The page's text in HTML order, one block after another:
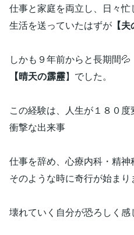
仕事と家庭を両立し、日々忙
生活を送っていたはずが 【夫
しかも９年前からと長期間💦
【晴天の霹靂】でした。
この経験は、人生が１８０
衝撃な出来事
仕事を辞め、心療内科・精神
そのような時に奇行が始ま
壊れていく自分が恐ろしく